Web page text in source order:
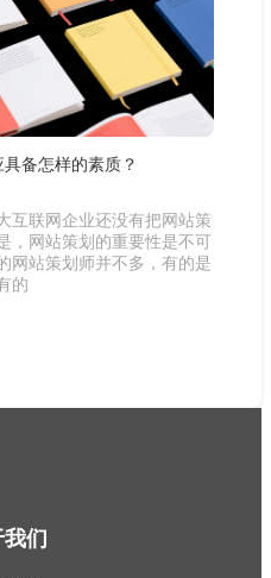
备怎样的素质？
互联网企业还没有把网站策
，网站策划的重要性是不可
网站策划师并不多，有的是
的
们